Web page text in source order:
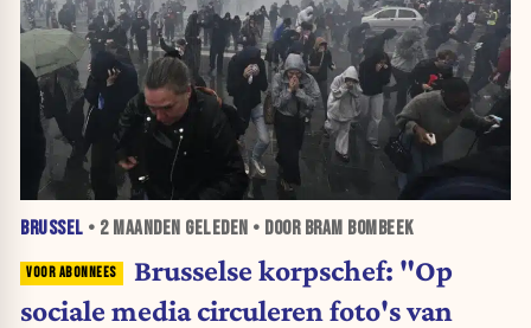
BRUSSEL • 2 MAANDEN GELEDEN • DOOR BRAM BOMBEEK
Brusselse korpschef: "Op
sociale media circuleren foto's van